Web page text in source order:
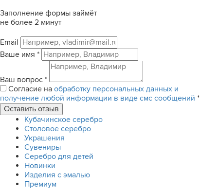
Заполнение формы займёт
не более 2 минут
Email
Ваше имя *
Ваш вопрос *
Согласие на обработку персональных данных и
получение любой информации в виде смс сообщений *
Кубачинское серебро
Столовое серебро
Украшения
Сувениры
Серебро для детей
Новинки
Изделия с эмалью
Премиум